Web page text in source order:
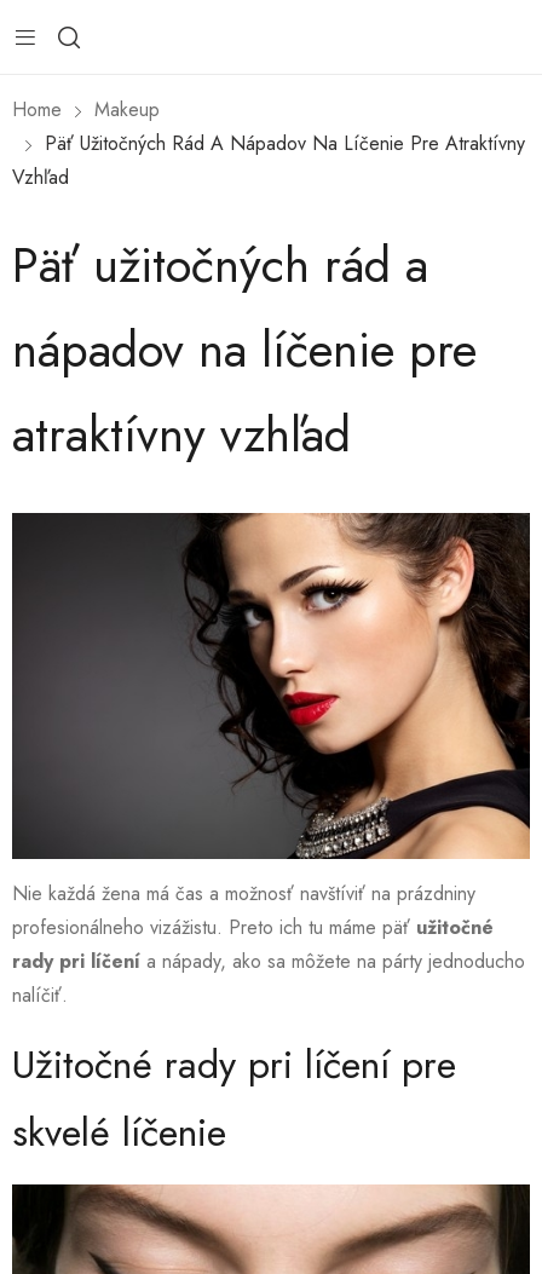
Home
Makeup
Päť Užitočných Rád A Nápadov Na Líčenie Pre Atraktívny
Vzhľad
Päť užitočných rád a
nápadov na líčenie pre
atraktívny vzhľad
Nie každá žena má čas a možnosť navštíviť na prázdniny
profesionálneho vizážistu. Preto ich tu máme päť užitočné
rady pri líčení a nápady, ako sa môžete na párty jednoducho
nalíčiť.
Užitočné rady pri líčení pre
skvelé líčenie